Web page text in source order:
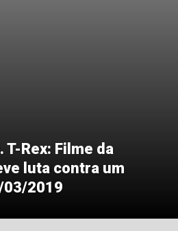
T-Rex: Filme da
luta contra um
03/2019